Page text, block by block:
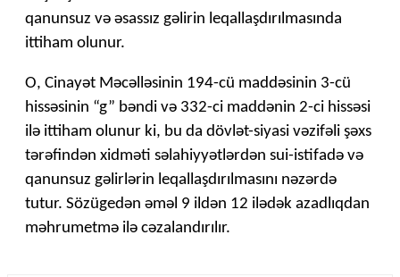
qanunsuz və əsassız gəlirin leqallaşdırılmasında
ittiham olunur.
O, Cinayət Məcəlləsinin 194-cü maddəsinin 3-cü
hissəsinin “g” bəndi və 332-ci maddənin 2-ci hissəsi
ilə ittiham olunur ki, bu da dövlət-siyasi vəzifəli şəxs
tərəfindən xidməti səlahiyyətlərdən sui-istifadə və
qanunsuz gəlirlərin leqallaşdırılmasını nəzərdə
tutur. Sözügedən əməl 9 ildən 12 ilədək azadlıqdan
məhrumetmə ilə cəzalandırılır.